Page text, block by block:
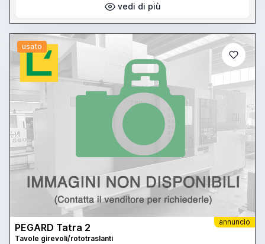
vedi di più
usato
annuncio
PEGARD Tatra 2
Tavole girevoli/rototraslanti